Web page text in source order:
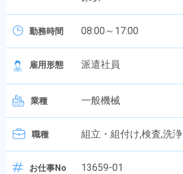
勤務時間 08:00～17:00
雇用形態 派遣社員
業種 一般機械
職種 組立・組付け,検査,洗浄
お仕事No 13659-01